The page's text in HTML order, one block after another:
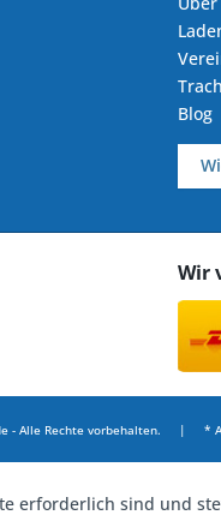
Blog
Wir
- Alle Rechte vorbehalten. | *
erforderlich sind und